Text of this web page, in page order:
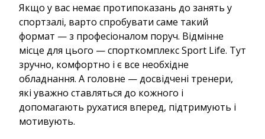
Якщо у вас немає протипоказань до занять у
спортзалі, варто спробувати саме такий
формат — з професіоналом поруч. Відмінне
місце для цього — спорткомплекс Sport Life. Тут
зручно, комфортно і є все необхідне
обладнання. А головне — досвідчені тренери,
які уважно ставляться до кожного і
допомагають рухатися вперед, підтримують і
мотивують.